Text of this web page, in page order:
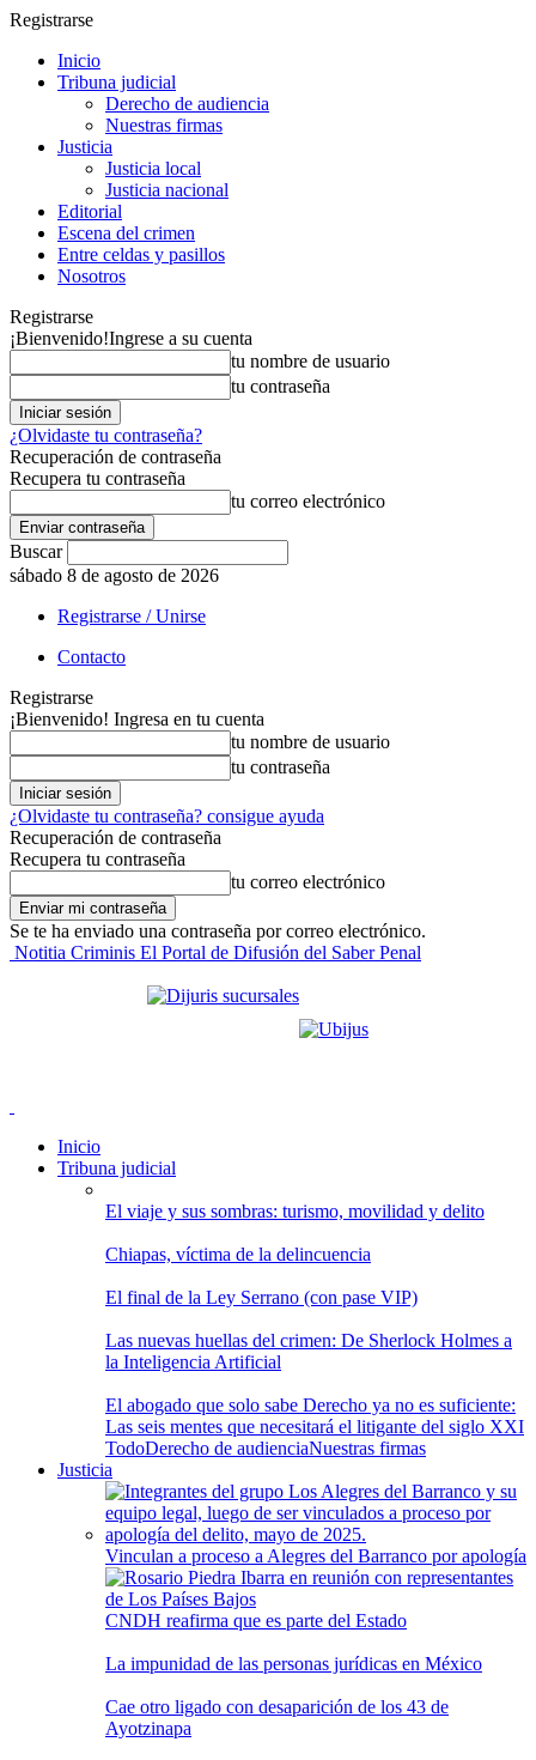
Registrarse
Inicio
Tribuna judicial
Derecho de audiencia
Nuestras firmas
Justicia
Justicia local
Justicia nacional
Editorial
Escena del crimen
Entre celdas y pasillos
Nosotros
Registrarse
¡Bienvenido!Ingrese a su cuenta
tu nombre de usuario
tu contraseña
¿Olvidaste tu contraseña?
Recuperación de contraseña
Recupera tu contraseña
tu correo electrónico
Buscar
sábado 8 de agosto de 2026
Registrarse / Unirse
Contacto
Registrarse
¡Bienvenido! Ingresa en tu cuenta
tu nombre de usuario
tu contraseña
¿Olvidaste tu contraseña? consigue ayuda
Recuperación de contraseña
Recupera tu contraseña
tu correo electrónico
Se te ha enviado una contraseña por correo electrónico.
Notitia Criminis El Portal de Difusión del Saber Penal
Inicio
Tribuna judicial
El viaje y sus sombras: turismo, movilidad y delito
Chiapas, víctima de la delincuencia
El final de la Ley Serrano (con pase VIP)
Las nuevas huellas del crimen: De Sherlock Holmes a
la Inteligencia Artificial
El abogado que solo sabe Derecho ya no es suficiente:
Las seis mentes que necesitará el litigante del siglo XXI
TodoDerecho de audienciaNuestras firmas
Justicia
Vinculan a proceso a Alegres del Barranco por apología
CNDH reafirma que es parte del Estado
La impunidad de las personas jurídicas en México
Cae otro ligado con desaparición de los 43 de
Ayotzinapa